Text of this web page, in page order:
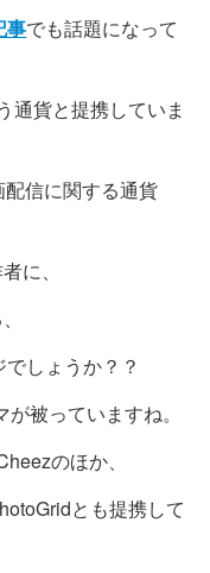
事でも話題になって
通貨と提携していま
信に関する通貨
に、
しょうか？？
が被っていますね。
のほか、
とも提携して